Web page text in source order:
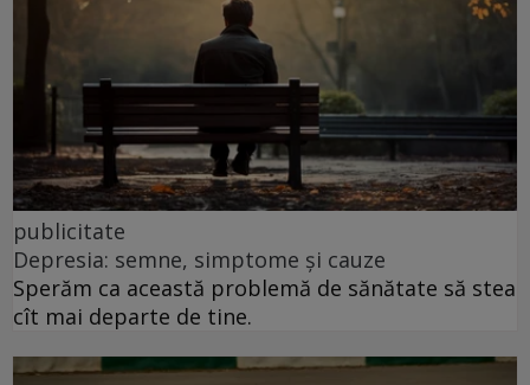
publicitate
Depresia: semne, simptome și cauze
Sperăm ca această problemă de sănătate să stea
cît mai departe de tine.